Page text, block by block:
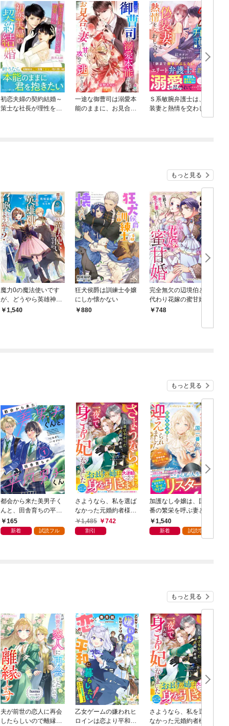
初恋夫婦の契約結婚～
策士な社長が理性を捨
一途な御曹司は溺愛本
能のままに、お見合い
Ｓ系敏腕弁護士は、偽
装妻と熱情を交わし合
もっと見る
魔力0の魔法使いです
が、どうやら英雄神を
召喚しちゃったようで
1,540
狂犬侯爵は訓練士令嬢
にしか懐かない
880
完全無欠の辺境伯と身
代わり花嫁の蜜甘婚～
旦那さまに磨かれて愛
【単行本版限定描きお
748
もっと見る
都会から来た美男子く
んと、田舎育ちの平凡
男子くん【単話版】1
巻
165
新着 試読フル
さようなら、私を選ば
なかった元婚約者様。
一夜で大国君主の身ご
もり妃になりました
1,485 742
割引
加護なし令嬢は、国一
番の繁栄を呼ぶ妻とし
て迎えられました～無
能と捨てられた私、ど
うやら精霊との架け橋
1,540
新着 試読増量
もっと見る
夫が前世の恋人に再会
したらしいので離縁し
乙女ゲームの嫌われヒ
ロインは恋より平和に
さようなら、私を選ば
なかった元婚約者様。